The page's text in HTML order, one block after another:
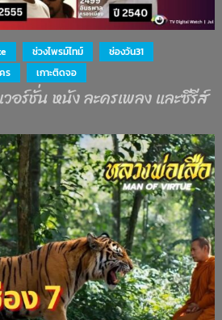
ช่วงไพรม์ไทม์
ช่องวัน31
ร เกาะติดจอ
อร์ชั่น หนัง ละครเพลง และซีรีส์